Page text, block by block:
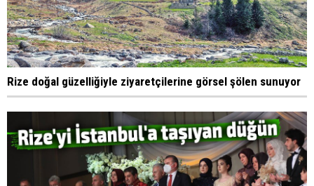
Rize doğal güzelliğiyle ziyaretçilerine görsel şölen sunuyor